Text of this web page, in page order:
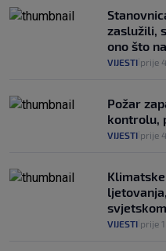
zaslužili,
ono što
VIJESTI prije
Požar
kontrolu,
VIJESTI prije
VIJESTI prije